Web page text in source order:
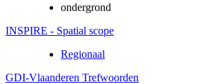
ondergrond
INSPIRE - Spatial scope
Regionaal
GDI-Vlaanderen Trefwoorden